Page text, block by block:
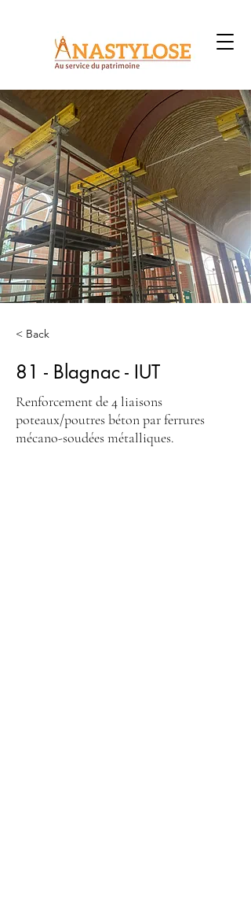
< Back
81 - Blagnac - IUT
Renforcement de 4 liaisons
poteaux/poutres béton par ferrures
mécano-soudées métalliques.